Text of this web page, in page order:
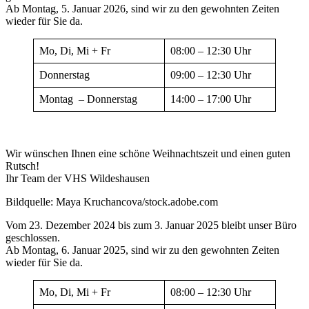
Ab Montag, 5. Januar 2026, sind wir zu den gewohnten Zeiten
wieder für Sie da.
Mo, Di, Mi + Fr 08:00 – 12:30 Uhr
Donnerstag 09:00 – 12:30 Uhr
Montag – Donnerstag 14:00 – 17:00 Uhr
Wir wünschen Ihnen eine schöne Weihnachtszeit und einen guten
Rutsch!
Ihr Team der VHS Wildeshausen
Bildquelle: Maya Kruchancova/stock.adobe.com
Vom 23. Dezember 2024 bis zum 3. Januar 2025 bleibt unser Büro
geschlossen.
Ab Montag, 6. Januar 2025, sind wir zu den gewohnten Zeiten
wieder für Sie da.
Mo, Di, Mi + Fr 08:00 – 12:30 Uhr